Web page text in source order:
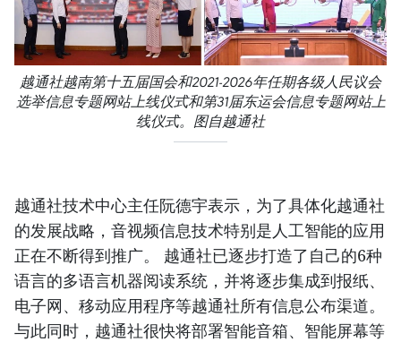
越通社越南第十五届国会和2021-2026年任期各级人民议会
选举信息专题网站上线仪式和第31届东运会信息专题网站上
线仪式。图自越通社
越通社技术中心主任阮德宇表示，为了具体化越通社
的发展战略，音视频信息技术特别是人工智能的应用
正在不断得到推广。 越通社已逐步打造了自己的6种
语言的多语言机器阅读系统，并将逐步集成到报纸、
电子网、移动应用程序等越通社所有信息公布渠道。
与此同时，越通社很快将部署智能音箱、智能屏幕等